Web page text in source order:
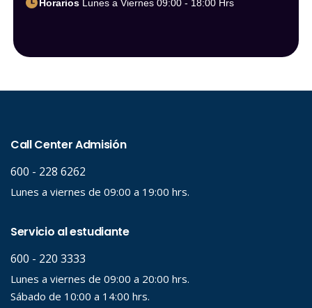
Horarios Lunes a Viernes 09:00 - 18:00 Hrs